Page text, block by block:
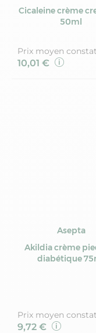
Cicaleine crème
50ml
Prix moyen
10,01 €
Asepta
Akildia crème
diabétique
Prix moyen
9,72 €